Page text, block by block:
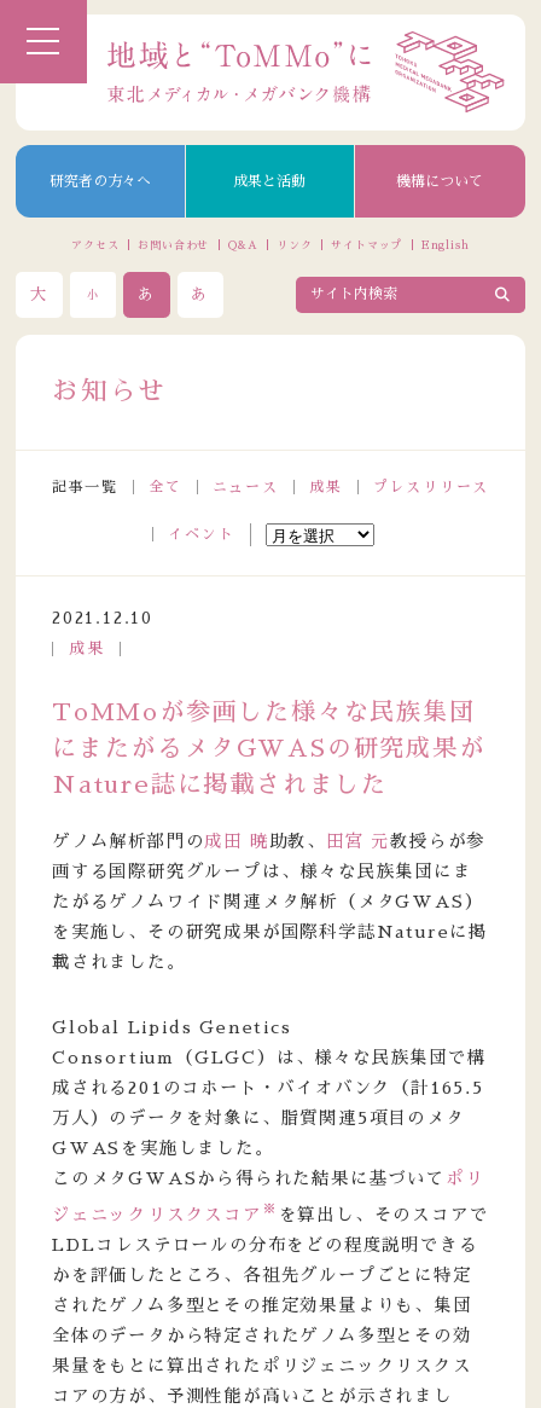
研究者の方々へ 成果と活動 機構について
アクセス お問い合わせ Q&A リンク サイトマップ English
大 小 あ あ
お知らせ
記事一覧 全て ニュース 成果 プレスリリース
イベント
2021.12.10
成果
ToMMoが参画した様々な民族集団
にまたがるメタGWASの研究成果が
Nature誌に掲載されました
ゲノム解析部門の 成田 暁 助教、 田宮 元教授らが参
画する国際研究グループは、様々な民族集団にま
たがるゲノムワイド関連メタ解析（メタGWAS）
を実施し、その研究成果が国際科学誌Natureに掲
載されました。
Global Lipids Genetics
Consortium（GLGC）は、様々な民族集団で構
成される201のコホート・バイオバンク（計165.5
万人）のデータを対象に、脂質関連5項目のメタ
GWASを実施しました。
このメタGWASから得られた結果に基づいて ポリ
ジェニックリスクスコア ※ を算出し、そのスコアで
LDLコレステロールの分布をどの程度説明できる
かを評価したところ、各祖先グループごとに特定
されたゲノム多型とその推定効果量よりも、集団
全体のデータから特定されたゲノム多型とその効
果量をもとに算出されたポリジェニックリスクス
コアの方が、予測性能が高いことが示されまし